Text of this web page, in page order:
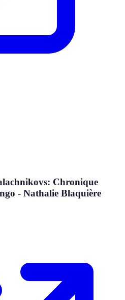
Chronique
- Nathalie Blaquière